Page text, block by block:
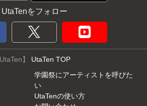
UtaTenをフォロー
】 UtaTen TOP
学園祭にアーティストを呼びた
い
UtaTenの使い方